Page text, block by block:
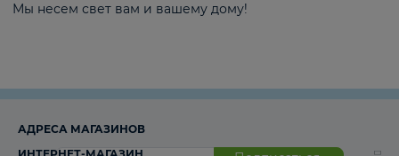
Мы несем свет вам и вашему дому!
АДРЕСА МАГАЗИНОВ